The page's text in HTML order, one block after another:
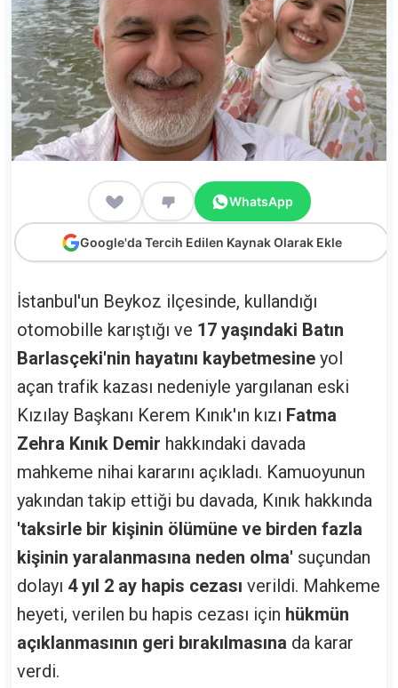
WhatsApp
Google'da Tercih Edilen Kaynak Olarak Ekle
İstanbul'un Beykoz ilçesinde, kullandığı
otomobille karıştığı ve 17 yaşındaki Batın
Barlasçeki'nin hayatını kaybetmesine yol
açan trafik kazası nedeniyle yargılanan eski
Kızılay Başkanı Kerem Kınık'ın kızı Fatma
Zehra Kınık Demir hakkındaki davada
mahkeme nihai kararını açıkladı. Kamuoyunun
yakından takip ettiği bu davada, Kınık hakkında
'taksirle bir kişinin ölümüne ve birden fazla
kişinin yaralanmasına neden olma' suçundan
dolayı 4 yıl 2 ay hapis cezası verildi. Mahkeme
heyeti, verilen bu hapis cezası için hükmün
açıklanmasının geri bırakılmasına da karar
verdi.